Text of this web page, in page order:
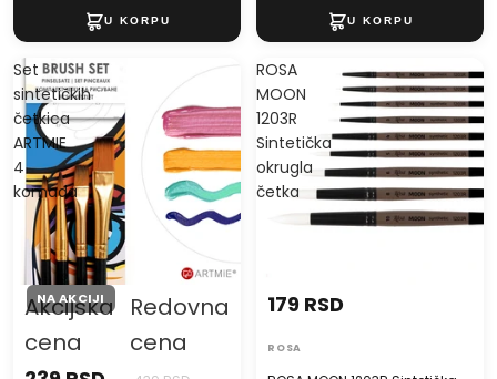
Set
sintetičkih
četkica
ARTMIE
4
komada
NA AKCIJI
Akcijska
cena
Redovna
cena
ROSA
MOON
1203R
Sintetička
okrugla
četka
179 RSD
ROSA